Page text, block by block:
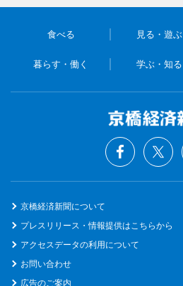
食べる 見る・遊ぶ
暮らす・働く 学ぶ・知る
京橋経済新聞について
プレスリリース・情報提供はこちらから
アクセスデータの利用について
お問い合わせ
広告のご案内